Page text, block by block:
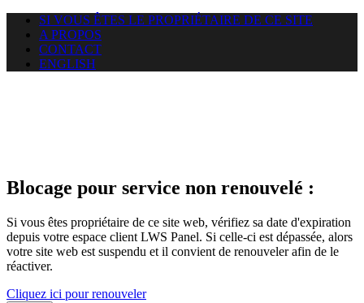
SI VOUS ÊTES LE PROPRIÉTAIRE DE CE SITE
A PROPOS
CONTACT
ENGLISH
Blocage pour service non renouvelé :
Si vous êtes propriétaire de ce site web, vérifiez sa date d'expiration
depuis votre espace client LWS Panel. Si celle-ci est dépassée, alors
votre site web est suspendu et il convient de renouveler afin de le
réactiver.
Cliquez ici pour renouveler